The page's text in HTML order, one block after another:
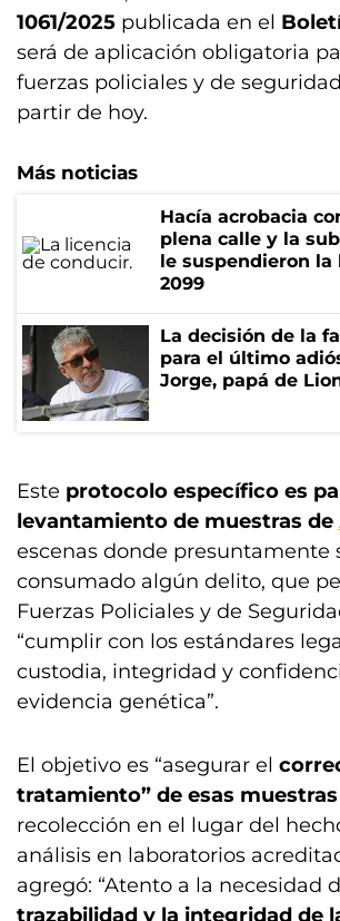
1061/2025 publicada en el
será de aplicación obligatoria
fuerzas policiales y de
partir de hoy.
Más noticias
Hacía acrobacia
plena calle y la
le suspendieron la
2099
La decisión de la
para el último
Jorge, papá de
Este protocolo específico es
levantamiento de muestras de
escenas donde presuntamente
consumado algún delito, que
Fuerzas Policiales y de
“cumplir con los estándares
custodia, integridad y
evidencia genética”.
El objetivo es “asegurar el
tratamiento” de esas muestras
recolección en el lugar del
análisis en laboratorios
agregó: “Atento a la necesidad
trazabilidad y la integridad de